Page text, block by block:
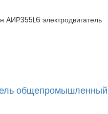
электродвигатель
общепромышленный